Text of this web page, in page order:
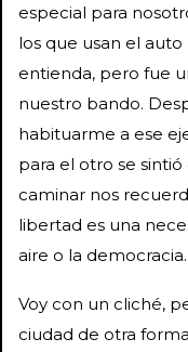
especial para
los que usan el
entienda, pero fue
nuestro bando.
habituarme a ese
para el otro se
caminar nos
libertad es una
aire o la democracia.
Voy con un cliché,
ciudad de otra